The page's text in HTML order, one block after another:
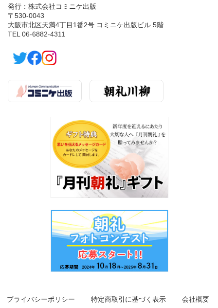
発行：株式会社コミニケ出版
〒530-0043
大阪市北区天満4丁目1番2号 コミニケ出版ビル 5階
TEL 06-6882-4311
プライバシーポリシー 特定商取引に基づく表示 会社概要